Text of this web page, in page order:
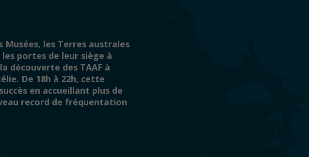
Musées, les Terres australes
portes de leur siège à
découverte des TAAF à
De 18h à 22h, cette
en accueillant plus de
record de fréquentation